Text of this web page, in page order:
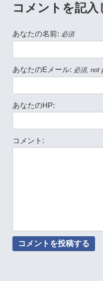
コメントを記
あなたの名前: 必須
あなたのEメール: 必須, not
あなたのHP:
コメント: